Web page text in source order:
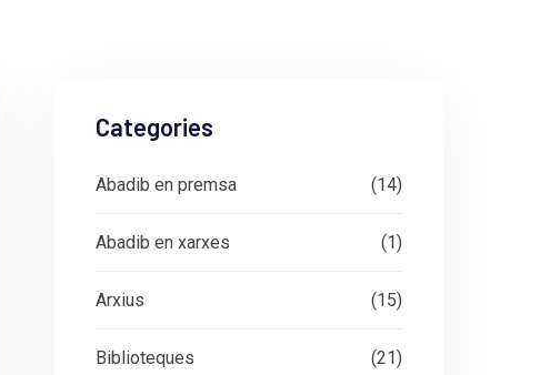
Categories
Abadib en premsa (14)
Abadib en xarxes (1)
Arxius (15)
Biblioteques (21)